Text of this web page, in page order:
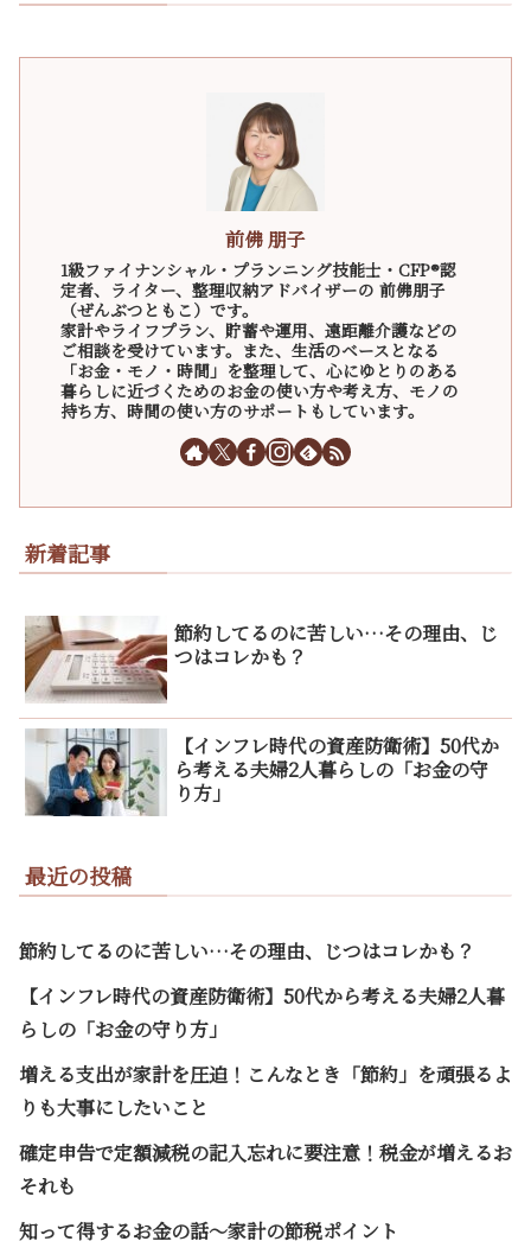
前佛 朋子
1級ファイナンシャル・プランニング技能士・CFP®認
定者、ライター、整理収納アドバイザーの 前佛朋子
（ぜんぶつともこ）です。
家計やライフプラン、貯蓄や運用、遠距離介護などの
ご相談を受けています。また、生活のベースとなる
「お金・モノ・時間」を整理して、心にゆとりのある
暮らしに近づくためのお金の使い方や考え方、モノの
持ち方、時間の使い方のサポートもしています。
新着記事
節約してるのに苦しい…その理由、じ
つはコレかも？
【インフレ時代の資産防衛術】50代か
ら考える夫婦2人暮らしの「お金の守
り方」
最近の投稿
節約してるのに苦しい…その理由、じつはコレかも？
【インフレ時代の資産防衛術】50代から考える夫婦2人暮
らしの「お金の守り方」
増える支出が家計を圧迫！こんなとき「節約」を頑張るよ
りも大事にしたいこと
確定申告で定額減税の記入忘れに要注意！税金が増えるお
それも
知って得するお金の話～家計の節税ポイント